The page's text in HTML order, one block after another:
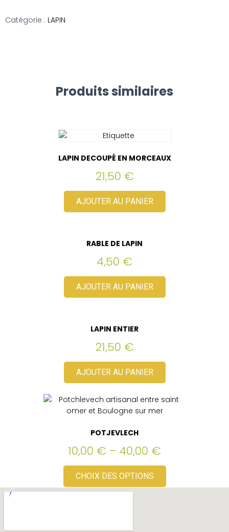
Catégorie : LAPIN
Produits similaires
LAPIN DECOUPÉ EN MORCEAUX
21,50 €
AJOUTER AU PANIER
RABLE DE LAPIN
4,50 €
AJOUTER AU PANIER
LAPIN ENTIER
21,50 €
AJOUTER AU PANIER
POTJEVLECH
10,00 € – 40,00 €
CHOIX DES OPTIONS